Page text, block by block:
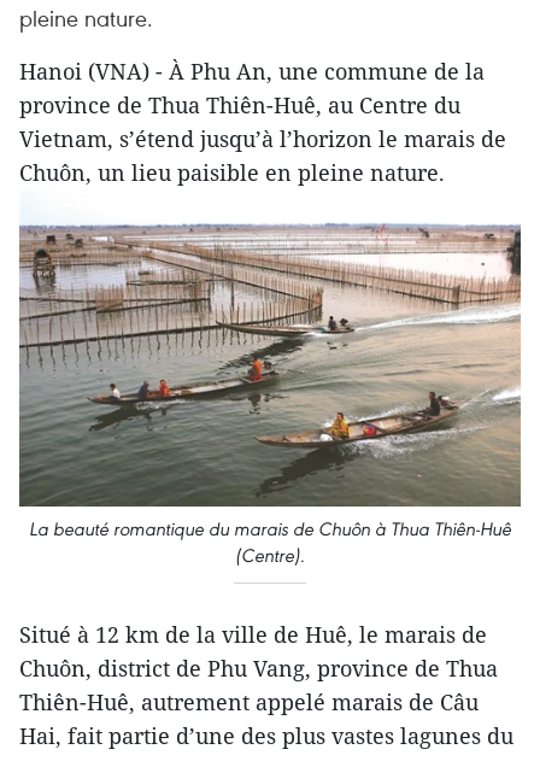
pleine nature.
Hanoi (VNA) - À Phu An, une commune de la
province de Thua Thiên-Huê, au Centre du
Vietnam, s’étend jusqu’à l’horizon le marais de
Chuôn, un lieu paisible en pleine nature.
La beauté romantique du marais de Chuôn à Thua Thiên-Huê
(Centre).
Situé à 12 km de la ville de Huê, le marais de
Chuôn, district de Phu Vang, province de Thua
Thiên-Huê, autrement appelé marais de Câu
Hai, fait partie d’une des plus vastes lagunes du